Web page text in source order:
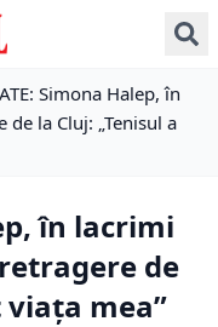
Simona Halep, în
la Cluj: „Tenisul a
în lacrimi
de
viața mea”